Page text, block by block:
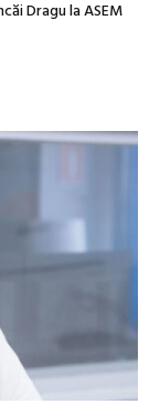
Dragu la ASEM